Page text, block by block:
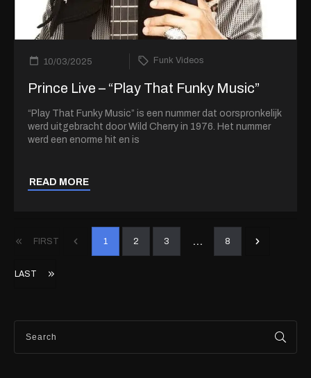
10/03/2025 Funk Videos
Prince Live – “Play That Funky Music”
“Play That Funky Music” is een nummer dat oorspronkelijk
werd uitgebracht door Wild Cherry in 1976. Het nummer
werd een enorme hit en is
READ MORE
FIRST 1 2 3 ... 8
LAST